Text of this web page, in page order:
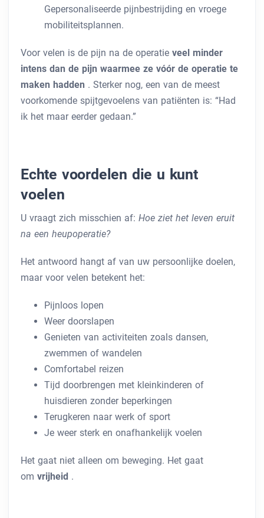
Gepersonaliseerde pijnbestrijding en vroege
mobiliteitsplannen.
Voor velen is de pijn na de operatie veel minder
intens dan de pijn waarmee ze vóór de operatie te
maken hadden . Sterker nog, een van de meest
voorkomende spijtgevoelens van patiënten is: “Had
ik het maar eerder gedaan.”
Echte voordelen die u kunt
voelen
U vraagt ​​zich misschien af: Hoe ziet het leven eruit
na een heupoperatie?
Het antwoord hangt af van uw persoonlijke doelen,
maar voor velen betekent het:
Pijnloos lopen
Weer doorslapen
Genieten van activiteiten zoals dansen,
zwemmen of wandelen
Comfortabel reizen
Tijd doorbrengen met kleinkinderen of
huisdieren zonder beperkingen
Terugkeren naar werk of sport
Je weer sterk en onafhankelijk voelen
Het gaat niet alleen om beweging. Het gaat
om vrijheid .